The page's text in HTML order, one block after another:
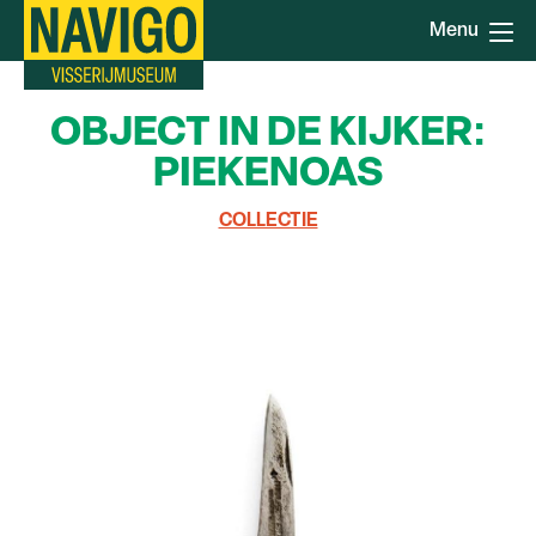
Overslaan
inhoud
Menu
OBJECT IN DE KIJKER:
PIEKENOAS
COLLECTIE